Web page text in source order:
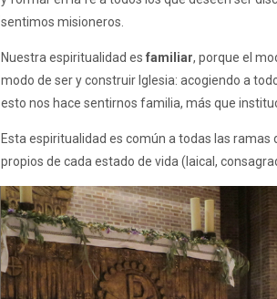
sentimos misioneros.
Nuestra espiritualidad es familiar, porque el
modo de ser y construir Iglesia: acogiendo a
esto nos hace sentirnos familia, más que
Esta espiritualidad es común a todas las
propios de cada estado de vida (laical,